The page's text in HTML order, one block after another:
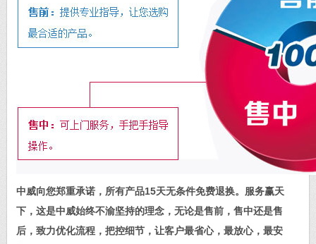
中威向您郑重承诺，所有产品15天无条件免费退换。服务赢天
下，这是中威始终不渝坚持的理念，无论是售前，售中还是售
后，致力优化流程，把控细节，让客户最省心，最放心，最安